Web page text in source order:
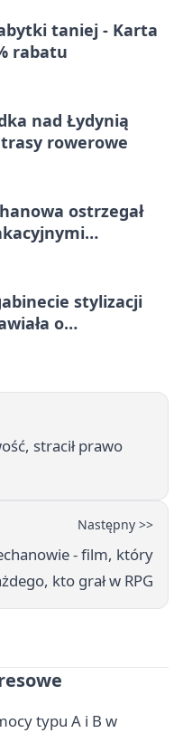
taniej - Karta
rabatu
nad Łydynią
trasy rowerowe
ostrzegał
stylizacji
o
stracił prawo
Następny >>
- film, który
kto grał w RPG
typu A i B w